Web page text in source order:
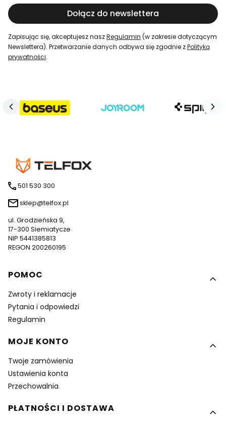
Dołącz do newslettera
Zapisując się, akceptujesz naszRegulamin (w zakresie dotyczącym
Newslettera). Przetwarzanie danych odbywa się zgodnie zPolityką
prywatności.
501 530 300
sklep@telfox.pl
ul. Grodzieńska 9,
17-300 Siemiatycze
NIP 5441385813
REGON 200260195
Linki w stopce
POMOC
Zwroty i reklamacje
Pytania i odpowiedzi
Regulamin
MOJE KONTO
Twoje zamówienia
Ustawienia konta
Przechowalnia
PŁATNOŚCI I DOSTAWA